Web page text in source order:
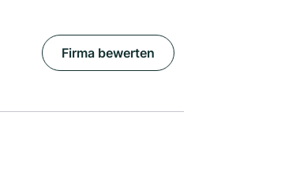
Firma bewerten